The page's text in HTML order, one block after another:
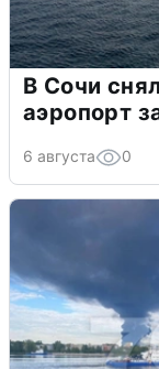
В Сочи
аэропорт
6 августа 0